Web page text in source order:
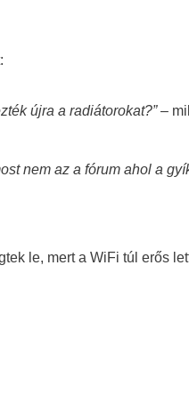
újra a radiátorokat?”–
nem az a fórum ahol a
le, mert a WiFi túl erős